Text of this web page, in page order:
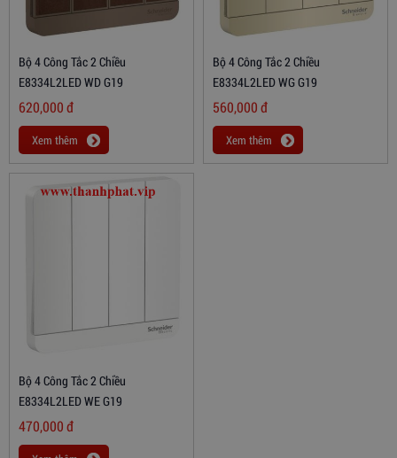
Bộ 4 Công Tắc 2 Chiều
E8334L2LED WD G19
620,000đ
Xem thêm
Bộ 4 Công Tắc 2 Chiều
E8334L2LED WG G19
560,000đ
Xem thêm
Bộ 4 Công Tắc 2 Chiều
E8334L2LED WE G19
470,000đ